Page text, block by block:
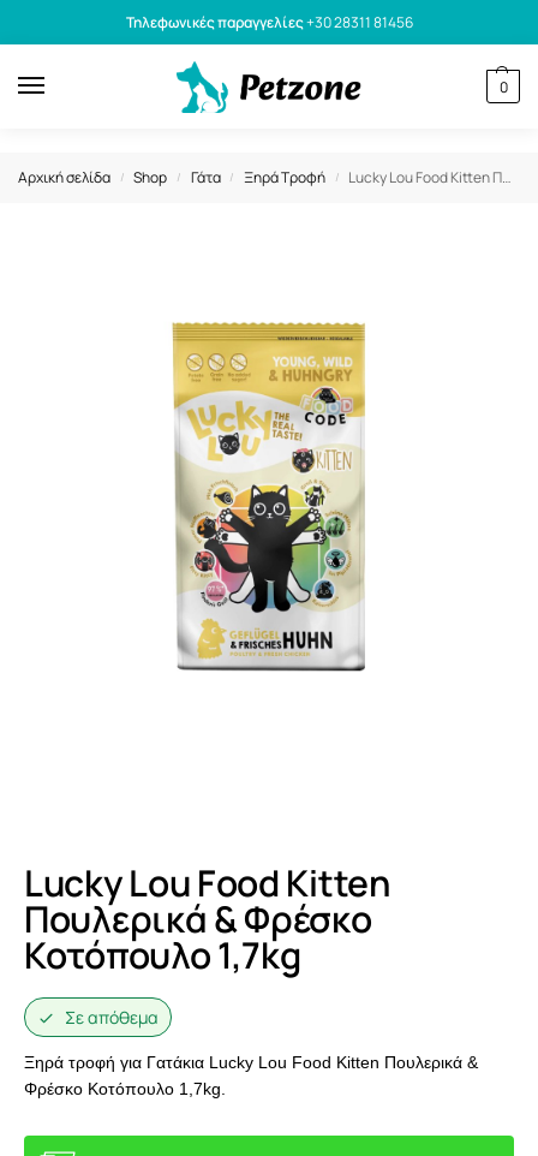
Τηλεφωνικές παραγγελίες+30 28311 81456
0
Αρχική σελίδα / Shop / Γάτα / Ξηρά Τροφή / Lucky Lou Food Kitten Πουλερικά & Φρέσκο Κοτόπουλο 1,7kg
Lucky Lou Food Kitten
Πουλερικά & Φρέσκο
Κοτόπουλο 1,7kg
Σε απόθεμα
Ξηρά τροφή για Γατάκια Lucky Lou Food Kitten Πουλερικά &
Φρέσκο Κοτόπουλο 1,7kg.